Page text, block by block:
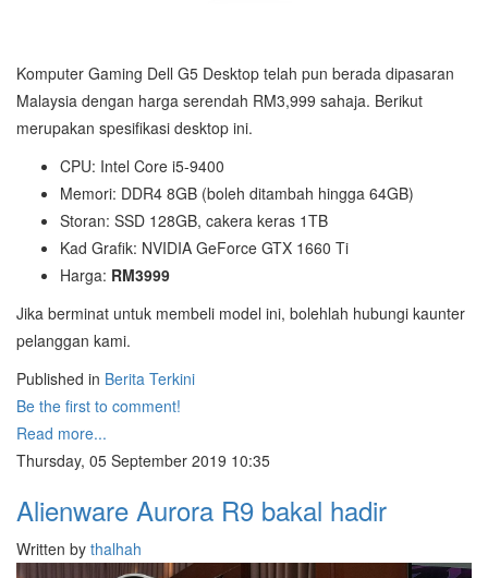
Komputer Gaming Dell G5 Desktop telah pun berada dipasaran
Malaysia dengan harga serendah RM3,999 sahaja. Berikut
merupakan spesifikasi desktop ini.
CPU: Intel Core i5-9400
Memori: DDR4 8GB (boleh ditambah hingga 64GB)
Storan: SSD 128GB, cakera keras 1TB
Kad Grafik: NVIDIA GeForce GTX 1660 Ti
Harga: RM3999
Jika berminat untuk membeli model ini, bolehlah hubungi kaunter
pelanggan kami.
Published in Berita Terkini
Be the first to comment!
Read more...
Thursday, 05 September 2019 10:35
Alienware Aurora R9 bakal hadir
Written by thalhah